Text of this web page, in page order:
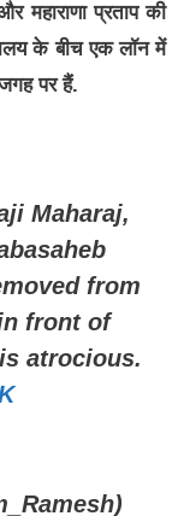
महाराणा प्रताप की
के बीच एक लॉन में
पर हैं.
Maharaj,
from
front of
atrocious.